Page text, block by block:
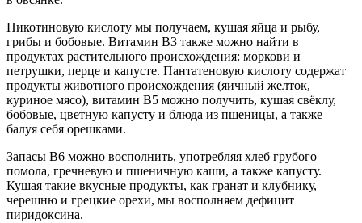
Никотиновую кислоту мы получаем, кушая яйца и рыбу,
грибы и бобовые. Витамин В3 также можно найти в
продуктах растительного происхождения: моркови и
петрушки, перце и капусте. Пантатеновую кислоту содержат
продукты животного происхождения (яичный желток,
куриное мясо), витамин В5 можно получить, кушая свёклу,
бобовые, цветную капусту и блюда из пшеницы, а также
балуя себя орешками.
Запасы В6 можно восполнить, употребляя хлеб грубого
помола, гречневую и пшеничную каши, а также капусту.
Кушая такие вкусные продукты, как гранат и клубнику,
черешню и грецкие орехи, мы восполняем дефицит
пиридоксина.